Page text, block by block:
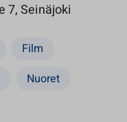
7, Seinäjoki
Film
Nuoret